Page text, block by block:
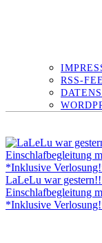
RSS-
LaLeLu war
Einschlafbegleitung
*Inklusive